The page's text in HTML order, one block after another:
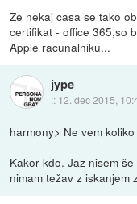
Ze nekaj casa se tako
certifikat - office 365,so
Apple racunalniku...
jype
:: 12. dec 2015,
harmony> Ne vem
Kakor kdo. Jaz nisem
nimam težav z iskanjem